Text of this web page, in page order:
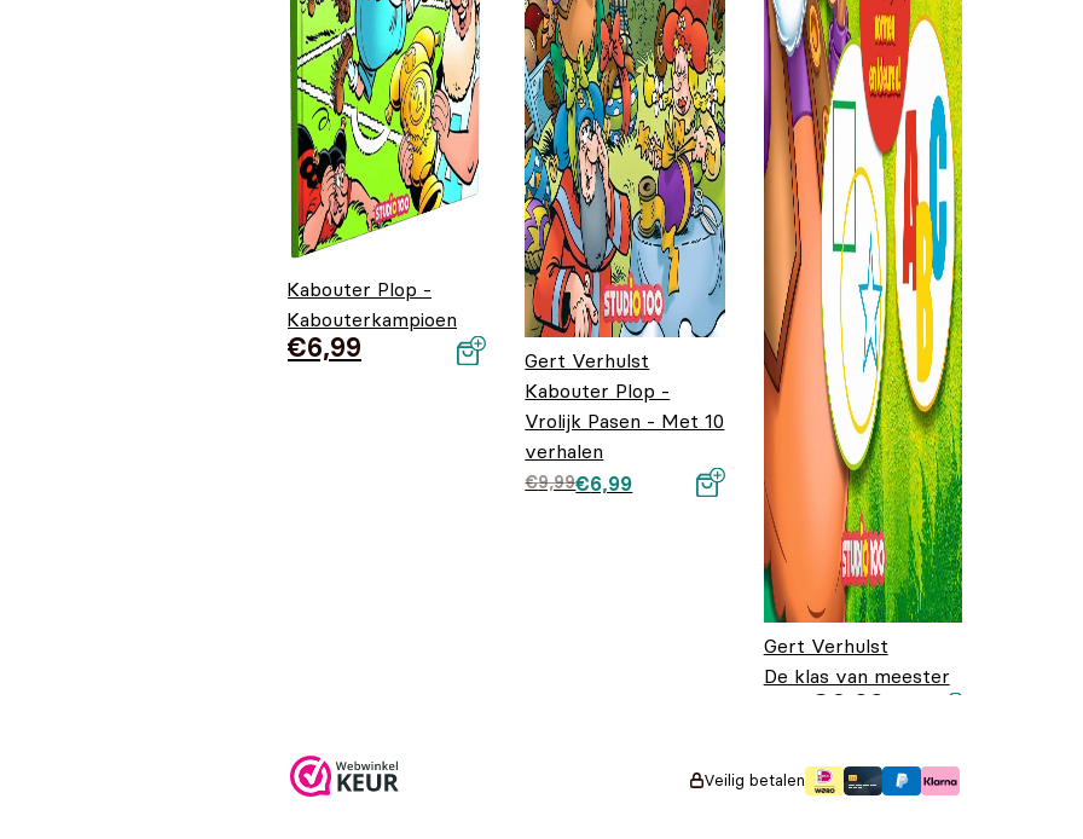
Kabouter Plop -
Kabouterkampioen
€6,99
Gert Verhulst
Kabouter Plop -
Vrolijk Pasen - Met 10
verhalen
€9,99
Oorspronkelijke
€6,99
Huidige prijs is:
Gert Verhulst
De klas van meester
€ 6,99
Veilig betalen